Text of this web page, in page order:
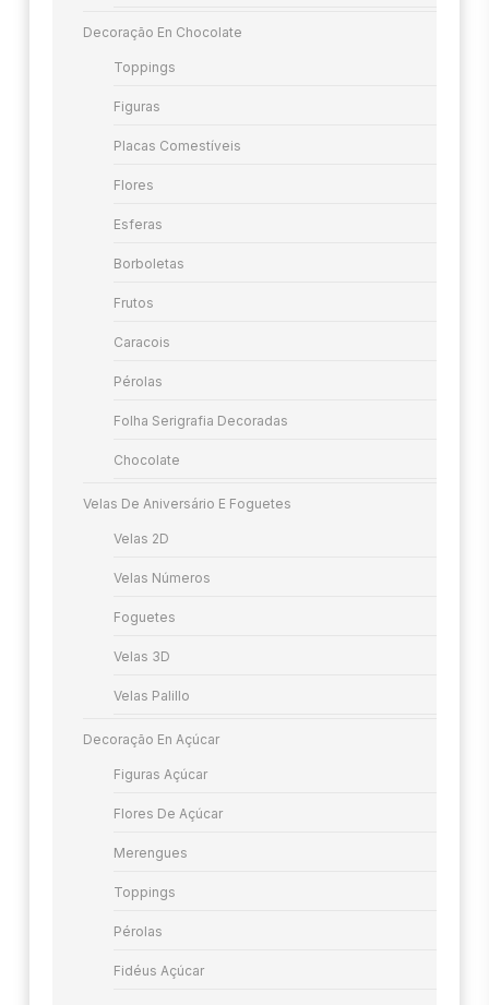
Decoração En Chocolate
Toppings
Figuras
Placas Comestíveis
Flores
Esferas
Borboletas
Frutos
Caracois
Pérolas
Folha Serigrafia Decoradas
Chocolate
Velas De Aniversário E Foguetes
Velas 2D
Velas Números
Foguetes
Velas 3D
Velas Palillo
Decoração En Açúcar
Figuras Açúcar
Flores De Açúcar
Merengues
Toppings
Pérolas
Fidéus Açúcar